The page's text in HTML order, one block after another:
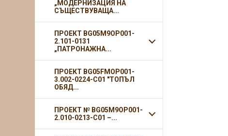
„МОДЕРНИЗАЦИЯ НА
СЪЩЕСТВУВАЩА...
ПРОЕКТ BG05M9OP001-
2.101-0131
„ПАТРОНАЖНА...
ПРОЕКТ BG05FMOP001-
3.002-0224-С01 "ТОПЪЛ
ОБЯД...
ПРОЕКТ № BG05M9OP001-
2.010-0213-C01 –...